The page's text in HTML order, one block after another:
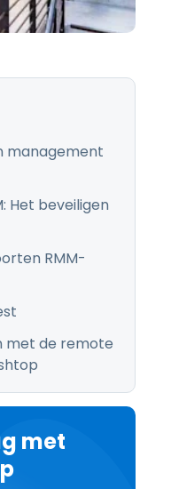
management
Het beveiligen
RMM-
met de remote
met